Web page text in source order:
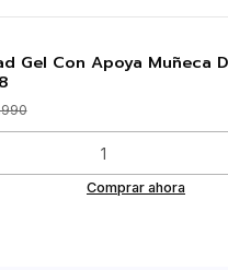
Gel Con Apoya Muñeca
Comprar ahora